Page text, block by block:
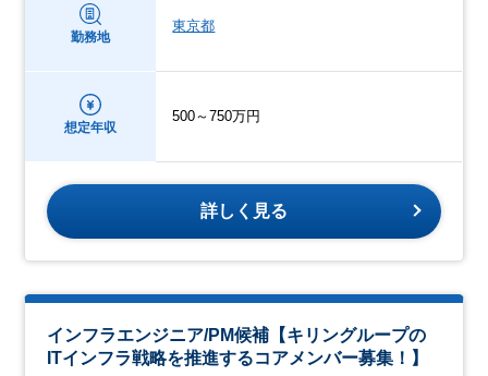
勤務地
東京都
想定年収
500～750万円
詳しく見る
インフラエンジニア/PM候補【キリングループの
ITインフラ戦略を推進するコアメンバー募集！】